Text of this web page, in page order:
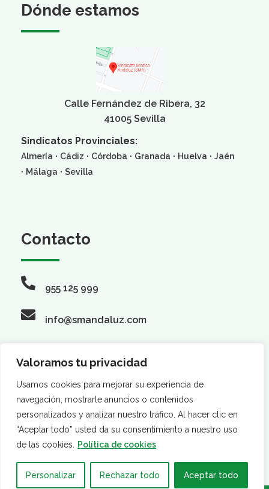
Valoramos tu privacidad
Usamos cookies para mejorar su experiencia de
navegación, mostrarle anuncios o contenidos
personalizados y analizar nuestro tráfico. Al hacer clic en
“Aceptar todo” usted da su consentimiento a nuestro uso
de las cookies.
Política de cookies
Personalizar Rechazar todo Aceptar todo
Dónde estamos
Calle Fernández de Ribera, 32
41005 Sevilla
Sindicatos Provinciales:
Almería · Cádiz · Córdoba · Granada · Huelva · Jaén
· Málaga · Sevilla
Contacto
955 125 999
info@smandaluz.com
Síguenos